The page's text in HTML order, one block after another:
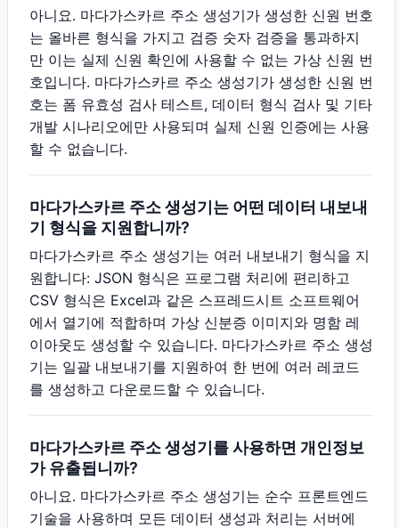
아니요. 마다가스카르 주소 생성기가 생성한 신원 번호
는 올바른 형식을 가지고 검증 숫자 검증을 통과하지
만 이는 실제 신원 확인에 사용할 수 없는 가상 신원 번
호입니다. 마다가스카르 주소 생성기가 생성한 신원 번
호는 폼 유효성 검사 테스트, 데이터 형식 검사 및 기타
개발 시나리오에만 사용되며 실제 신원 인증에는 사용
할 수 없습니다.
마다가스카르 주소 생성기는 어떤 데이터 내보내
기 형식을 지원합니까?
마다가스카르 주소 생성기는 여러 내보내기 형식을 지
원합니다: JSON 형식은 프로그램 처리에 편리하고
CSV 형식은 Excel과 같은 스프레드시트 소프트웨어
에서 열기에 적합하며 가상 신분증 이미지와 명함 레
이아웃도 생성할 수 있습니다. 마다가스카르 주소 생성
기는 일괄 내보내기를 지원하여 한 번에 여러 레코드
를 생성하고 다운로드할 수 있습니다.
마다가스카르 주소 생성기를 사용하면 개인정보
가 유출됩니까?
아니요. 마다가스카르 주소 생성기는 순수 프론트엔드
기술을 사용하며 모든 데이터 생성과 처리는 서버에